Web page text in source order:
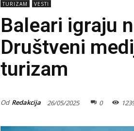
TURIZAM VESTI
Baleari igraju
Društveni
turizam
Od Redakcija 26/05/2025 0